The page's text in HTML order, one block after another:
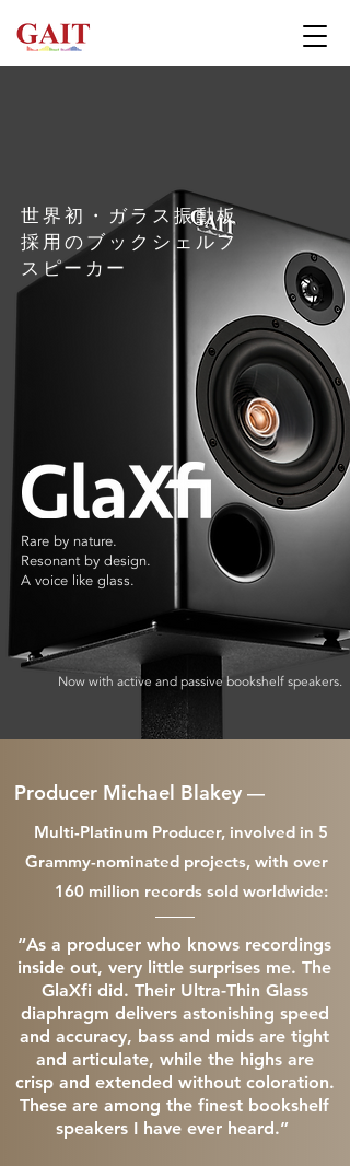
世界初・ガラス振動板
採用のブックシェルフ
スピーカー
Rare by nature.
Resonant by design.
A voice like glass.
Now with active and passive bookshelf speakers.
Producer Michael Blakey —
Multi-Platinum Producer, involved in 5
Grammy-nominated projects, with over
160 million records sold worldwide:
“As a producer who knows recordings
inside out, very little surprises me. The
GlaXfi did. Their Ultra-Thin Glass
diaphragm delivers astonishing speed
and accuracy, bass and mids are tight
and articulate, while the highs are
crisp and extended without coloration.
These are among the finest bookshelf
speakers I have ever heard.”